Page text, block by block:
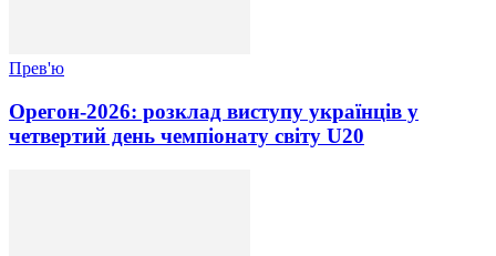
Прев'ю
Орегон-2026: розклад виступу українців у
четвертий день чемпіонату світу U20